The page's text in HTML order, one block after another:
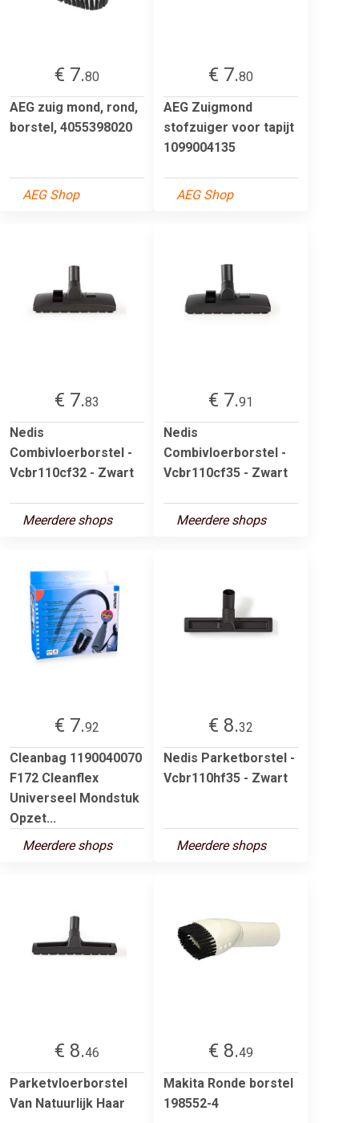
€ 7.80
AEG zuig mond, rond,
borstel, 4055398020
AEG Shop
€ 7.80
AEG Zuigmond
stofzuiger voor tapijt
1099004135
AEG Shop
€ 7.83
Nedis
Combivloerborstel -
Vcbr110cf32 - Zwart
Meerdere shops
€ 7.91
Nedis
Combivloerborstel -
Vcbr110cf35 - Zwart
Meerdere shops
€ 7.92
Cleanbag 1190040070
F172 Cleanflex
Universeel Mondstuk
Opzet...
Meerdere shops
€ 8.32
Nedis Parketborstel -
Vcbr110hf35 - Zwart
Meerdere shops
€ 8.46
Parketvloerborstel
Van Natuurlijk Haar
€ 8.49
Makita Ronde borstel
198552-4